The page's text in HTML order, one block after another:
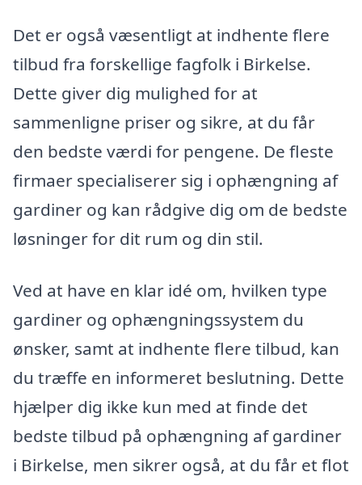
Det er også væsentligt at indhente flere
tilbud fra forskellige fagfolk i Birkelse.
Dette giver dig mulighed for at
sammenligne priser og sikre, at du får
den bedste værdi for pengene. De fleste
firmaer specialiserer sig i ophængning af
gardiner og kan rådgive dig om de bedste
løsninger for dit rum og din stil.
Ved at have en klar idé om, hvilken type
gardiner og ophængningssystem du
ønsker, samt at indhente flere tilbud, kan
du træffe en informeret beslutning. Dette
hjælper dig ikke kun med at finde det
bedste tilbud på ophængning af gardiner
i Birkelse, men sikrer også, at du får et flot